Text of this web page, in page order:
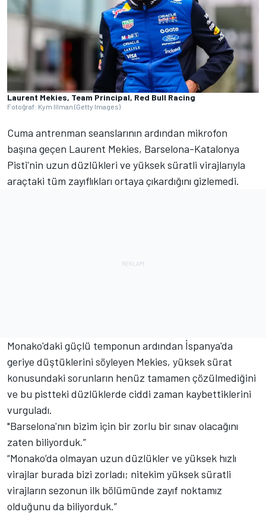
Laurent Mekies, Team Principal, Red Bull Racing
Fotoğraf: Kym Illman (Getty Images)
Cuma antrenman seanslarının ardından mikrofon
başına geçen Laurent Mekies, Barselona-Katalonya
Pisti'nin uzun düzlükleri ve yüksek süratli virajlarıyla
araçtaki tüm zayıflıkları ortaya çıkardığını gizlemedi.
Monako'daki güçlü temponun ardından İspanya'da
geriye düştüklerini söyleyen Mekies, yüksek sürat
konusundaki sorunların henüz tamamen çözülmediğini
ve bu pistteki düzlüklerde ciddi zaman kaybettiklerini
vurguladı.
"Barselona'nın bizim için bir zorlu bir sınav olacağını
zaten biliyorduk.”
“Monako’da olmayan uzun düzlükler ve yüksek hızlı
virajlar burada bizi zorladı; nitekim yüksek süratli
virajların sezonun ilk bölümünde zayıf noktamız
olduğunu da biliyorduk.”